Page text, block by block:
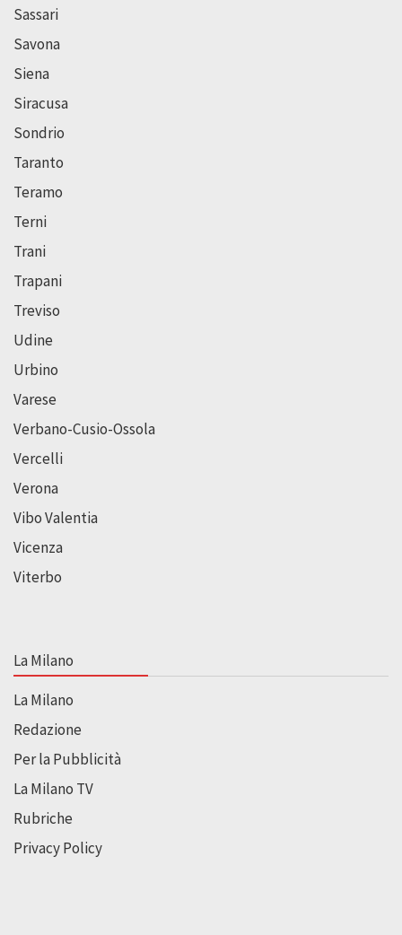
Sassari
Savona
Siena
Siracusa
Sondrio
Taranto
Teramo
Terni
Trani
Trapani
Treviso
Udine
Urbino
Varese
Verbano-Cusio-Ossola
Vercelli
Verona
Vibo Valentia
Vicenza
Viterbo
La Milano
La Milano
Redazione
Per la Pubblicità
La Milano TV
Rubriche
Privacy Policy